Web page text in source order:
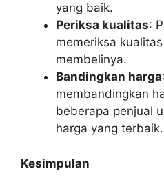
yang baik.
Periksa kualitas:
memeriksa
membelinya.
Bandingkan harga
membandingkan
beberapa penjual
harga yang terbaik.
Kesimpulan